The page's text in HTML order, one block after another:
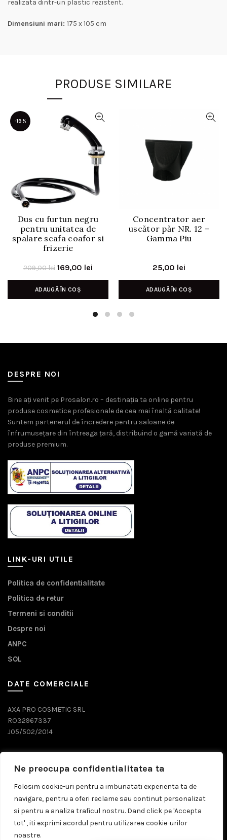
Ne preocupa confidentialitatea ta
Folosim cookie-uri pentru a imbunatati experienta ta de
navigare, pentru a oferi reclame sau continut personalizat
si pentru a analiza traficul nostru. Dand click pe 'Accepta
tot' , iti exprimi acordul pentru utilizarea cookie-urilor
noastre.
realizata dintr-un plastic rezistent.
Dimensiuni mari: 175 x 105 cm
PRODUSE SIMILARE
-19%
Dus cu furtun negru
pentru unitatea de
spalare scafa coafor si
frizerie
209,00lei Prețul
inițial
a
209,00 lei.
169,00 lei
curent
ADAUGĂ ÎN COȘ
Concentrator aer
uscător păr NR. 12 –
Gamma Piu
25,00 lei
ADAUGĂ ÎN COȘ
DESPRE NOI
Bine ați venit pe Prosalon.ro – destinația ta online pentru
produse cosmetice profesionale de cea mai înaltă calitate!
Suntem partenerul de încredere pentru saloane de
înfrumusețare din întreaga țară, distribuind o gamă variată de
produse premium.
LINK-URI UTILE
Politica de confidentialitate
Politica de retur
Termeni si conditii
Despre noi
ANPC
SOL
DATE COMERCIALE
AXA PRO COSMETIC SRL
RO32967337
J05/502/2014
0743 071 579
comenzi@prosalon.ro